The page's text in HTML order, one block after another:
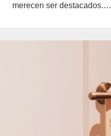
merecen ser destacados.…